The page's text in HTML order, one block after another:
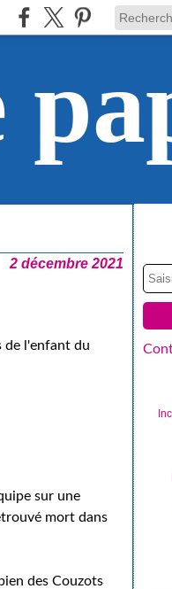
2 décembre 2021
de l'enfant du
sur une
mort dans
des Couzots